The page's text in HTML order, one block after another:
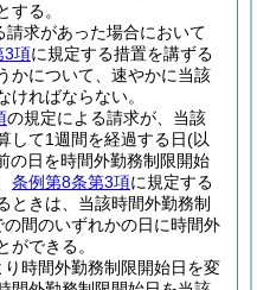
する。
請求があった場合において
3項に規定する措置を講ずる
かについて、速やかに当該
ればならない。
の規定による請求が、当該
して1週間を経過する日(以
の日を時間外勤務制限開始
条例第8条第3項に規定する
ときは、当該時間外勤務制
間のいずれかの日に時間外
ができる。
り時間外勤務制限開始日を変